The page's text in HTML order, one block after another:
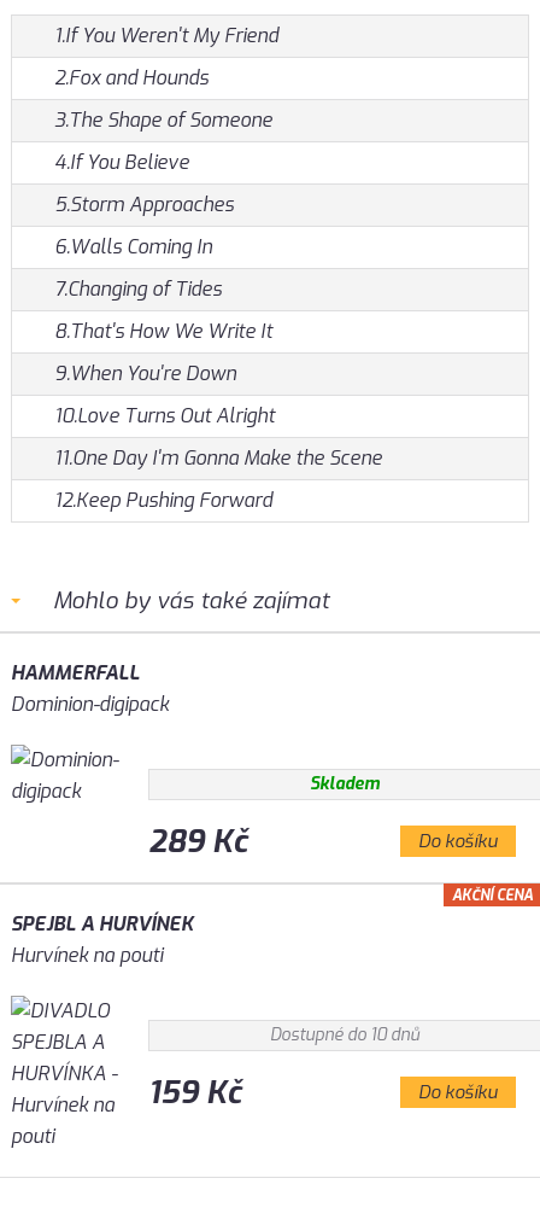
1.If You Weren't My Friend
2.Fox and Hounds
3.The Shape of Someone
4.If You Believe
5.Storm Approaches
6.Walls Coming In
7.Changing of Tides
8.That's How We Write It
9.When You're Down
10.Love Turns Out Alright
11.One Day I'm Gonna Make the Scene
12.Keep Pushing Forward
Mohlo by vás také zajímat
HAMMERFALL
Dominion-digipack
Skladem
289 Kč Do košíku
SPEJBL A HURVÍNEK
Hurvínek na pouti
Dostupné do 10 dnů
159 Kč Do košíku
AKČNÍ CENA